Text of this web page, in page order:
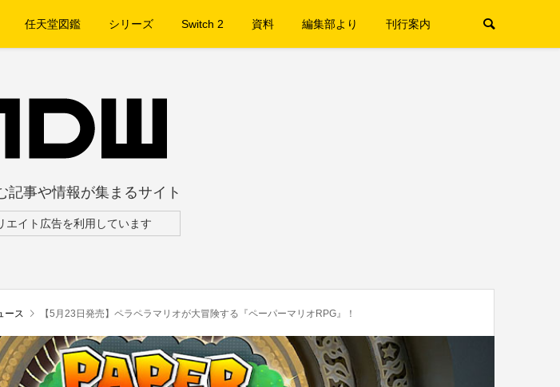
任天堂図鑑 シリーズ Switch 2 資料 編集部より 刊行案内
記事や情報が集まるサイト
エイト広告を利用しています
ース 【5月23日発売】ペラペラマリオが大冒険する『ペーパーマリオRPG』！